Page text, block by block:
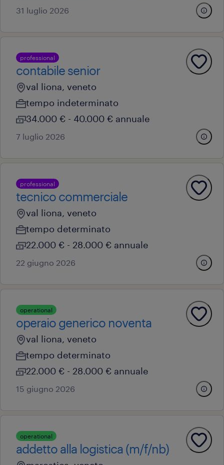
31 luglio 2026
professional
contabile senior
val liona, veneto
tempo indeterminato
34.000 € - 40.000 € annuale
7 luglio 2026
professional
tecnico commerciale
val liona, veneto
tempo determinato
22.000 € - 28.000 € annuale
22 giugno 2026
operational
operaio generico noventa
val liona, veneto
tempo determinato
22.000 € - 28.000 € annuale
15 giugno 2026
operational
addetto alla logistica (m/f/nb)